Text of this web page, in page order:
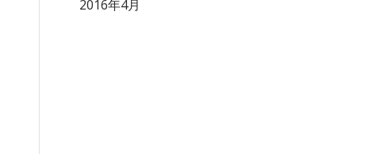
2016年4月